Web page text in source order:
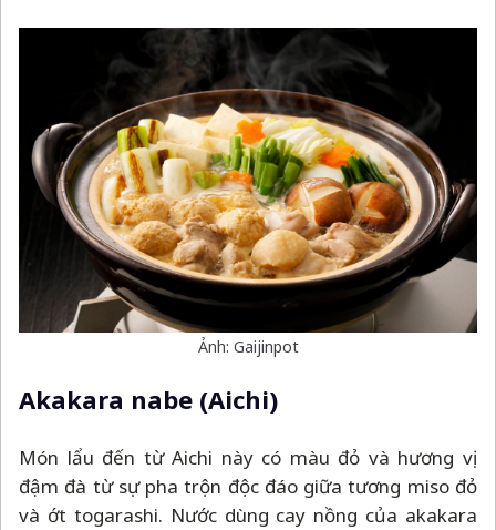
Ảnh: Gaijinpot
Akakara nabe (Aichi)
Món lẩu đến từ Aichi này có màu đỏ và hương vị
đậm đà từ sự pha trộn độc đáo giữa tương miso đỏ
và ớt togarashi. Nước dùng cay nồng của akakara